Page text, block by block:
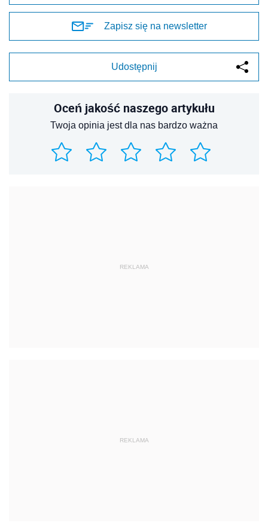
Zapisz się na newsletter
Udostępnij
Oceń jakość naszego artykułu
Twoja opinia jest dla nas bardzo ważna
REKLAMA
REKLAMA